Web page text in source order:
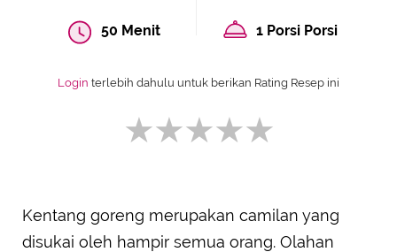
50 Menit 1 Porsi Porsi
Login terlebih dahulu untuk berikan Rating Resep ini
SUBMIT REVIEW
Kentang goreng merupakan camilan yang
disukai oleh hampir semua orang. Olahan